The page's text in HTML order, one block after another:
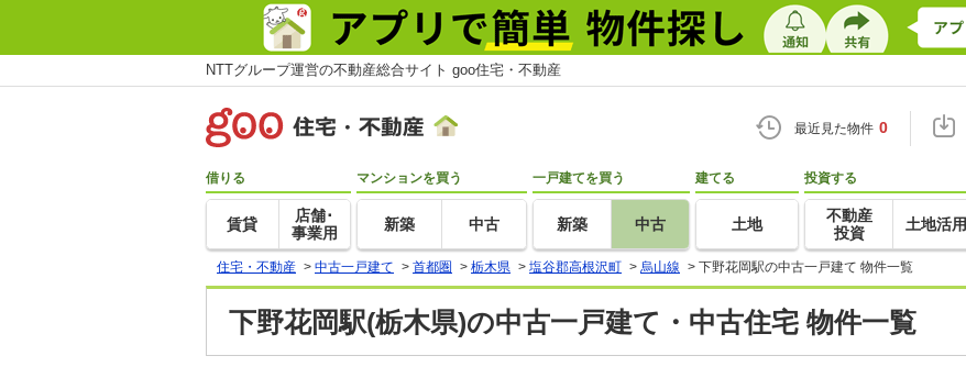
NTTグループ運営の不動産総合サイト goo住宅・不動産
最近見た物件 0
借りる
賃貸
店舗･
事業用
マンションを買う
新築 中古
一戸建てを買う
新築 中古
建てる
土地
投資する
不動産
投資
土地活用
住宅・不動産 > 中古一戸建て > 首都圏 > 栃木県 > 塩谷郡高根沢町 > 烏山線 > 下野花岡駅の中古一戸建て 物件一覧
下野花岡駅(栃木県)の中古一戸建て・中古住宅 物件一覧